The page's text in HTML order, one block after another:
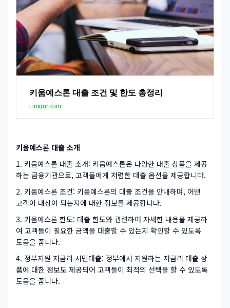
키움예스론 대출 조건 및 한도 총정리
i.imgur.com
키움예스론 대출 소개
1. 키움예스론 대출 소개: 키움예스론은 다양한 대출 상품을 제공
하는 금융기관으로, 고객들에게 저렴한 대출 옵션을 제공합니다.
2. 키움예스론 조건: 키움예스론의 대출 조건을 안내하며, 어떤
고객이 대상이 되는지에 대한 정보를 제공합니다.
3. 키움예스론 한도: 대출 한도와 관련하여 자세한 내용을 제공하
여 고객들이 필요한 금액을 대출할 수 있는지 확인할 수 있도록
도움을 줍니다.
4. 정부지원 저금리 서민대출: 정부에서 지원하는 저금리 대출 상
품에 대한 정보도 제공되어 고객들이 최적의 선택을 할 수 있도록
도움을 줍니다.